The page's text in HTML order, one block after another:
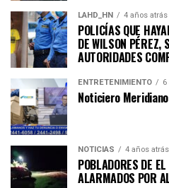
LAHD_HN 4 años atrás
POLICÍAS QUE
DE WILSON PÉREZ,
AUTORIDADES
ENTRETENIMIENTO 6
Noticiero Meridiano
NOTICIAS 4 años atrás
POBLADORES DE
ALARMADOS POR